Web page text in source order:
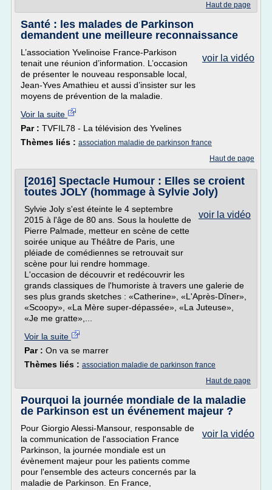
Haut de page
Santé : les malades de Parkinson
demandent une meilleure reconnaissance
voir la vidéo
L’association Yvelinoise France-Parkison
tenait une réunion d’information. L’occasion
de présenter le nouveau responsable local,
Jean-Yves Amathieu et aussi d’insister sur les
moyens de prévention de la maladie.
Voir la suite
Par : TVFIL78 - La télévision des Yvelines
Thèmes liés : association maladie de parkinson france
Haut de page
[2016] Spectacle Humour : Elles se croient
toutes JOLY (hommage à Sylvie Joly)
voir la vidéo
Sylvie Joly s'est éteinte le 4 septembre
2015 à l'âge de 80 ans. Sous la houlette de
Pierre Palmade, metteur en scène de cette
soirée unique au Théâtre de Paris, une
pléiade de comédiennes se retrouvait sur
scène pour lui rendre hommage.
L'occasion de découvrir et redécouvrir les
grands classiques de l'humoriste à travers une galerie de
ses plus grands sketches : «Catherine», «L'Après-Dîner»,
«Scoopy», «La Mère super-dépassée», «La Juteuse»,
«Je me gratte»,...
Voir la suite
Par : On va se marrer
Thèmes liés : association maladie de parkinson france
Haut de page
Pourquoi la journée mondiale de la maladie
de Parkinson est un événement majeur ?
voir la vidéo
Pour Giorgio Alessi-Mansour, responsable de
la communication de l'association France
Parkinson, la journée mondiale est un
évènement majeur pour les patients comme
pour l'ensemble des acteurs concernés par la
maladie de Parkinson. En France,